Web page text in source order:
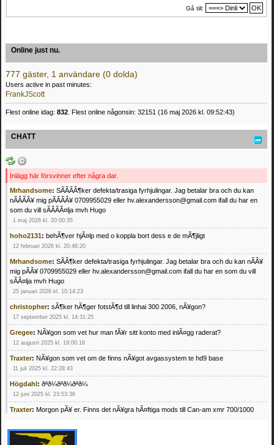
Gå till:
Online just nu.
777 gäster, 1 användare (0 dolda)
Users active in past minutes:
FrankJScott
Flest online idag: 832. Flest online någonsin: 32151 (16 maj 2026 kl. 09:52:43)
CHATT
Inlägg här försvinner efter några dar.
Mrhandsome: SÃÂÃÂ¶ker defekta/trasiga fyrhjulingar. Jag betalar bra och du kan
nÃÂÃÂ¥ mig pÃÂÃÂ¥ 0709955029 eller hv.alexandersson@gmail.com ifall du har en
som du vill sÃÂÃÂ¤lja mvh Hugo
1 maj 2026 kl. 20:00:35
hoho2131: behÃ¶ver hjÃ¤lp med o koppla bort dess e de mÃ¶jligt
12 februari 2026 kl. 20:46:20
Mrhandsome: SÃÂ¶ker defekta/trasiga fyrhjulingar. Jag betalar bra och du kan nÃÂ¥
mig pÃÂ¥ 0709955029 eller hv.alexandersson@gmail.com ifall du har en som du vill
sÃÂ¤lja mvh Hugo
25 januari 2026 kl. 10:14:23
christopher: sÃ¶ker hÃ¶ger fotstÃ¶d till linhai 300 2006, nÃ¥gon?
17 september 2025 kl. 14:31:25
Gregee: NÃ¥gon som vet hur man fÃ¥r sitt konto med inlÃ¤gg raderat?
12 augusti 2025 kl. 19:00:16
Traxter: NÃ¥gon som vet om de finns nÃ¥got avgassystem te hd9 base
11 juli 2025 kl. 22:28:43
Högdahl: ðªð¼ðªð¼ðªð¼
12 juni 2025 kl. 23:53:36
Traxter: Morgon pÃ¥ er. Finns det nÃ¥gra hÃ¤ftiga mods till Can-am xmr 700/1000
Mrhandsome:SÃ¶ker defekta/trasiga fyrhjulingar. Jag betalar bra och du kan nÃ¥ mig